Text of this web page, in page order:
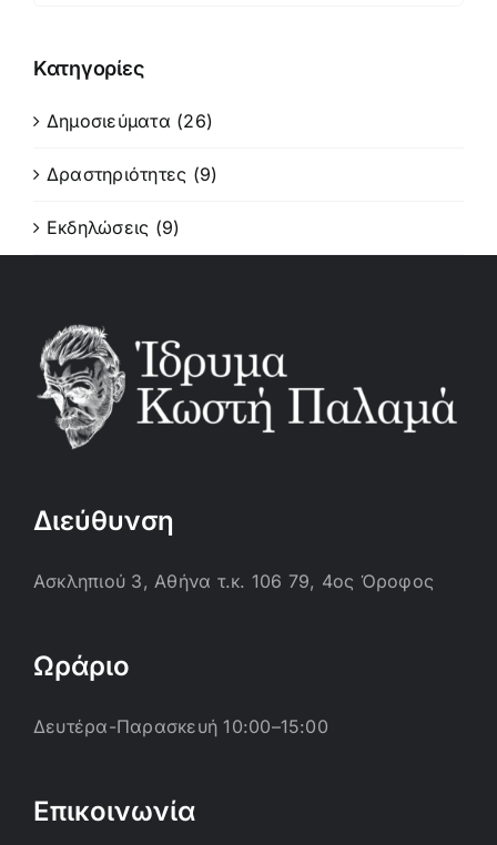
Κατηγορίες
Δημοσιεύματα (26)
Δραστηριότητες (9)
Εκδηλώσεις (9)
Διεύθυνση
Ασκληπιού 3, Αθήνα τ.κ. 106 79, 4ος Όροφος
Ωράριο
Δευτέρα-Παρασκευή 10:00–15:00
Επικοινωνία